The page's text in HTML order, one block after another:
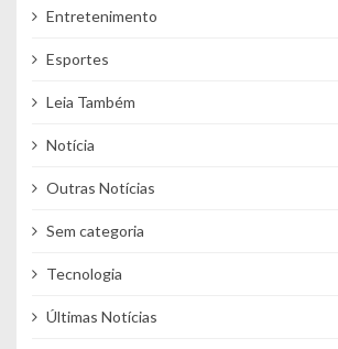
Entretenimento
Esportes
Leia Também
Notícia
Outras Notícias
Sem categoria
Tecnologia
Últimas Notícias